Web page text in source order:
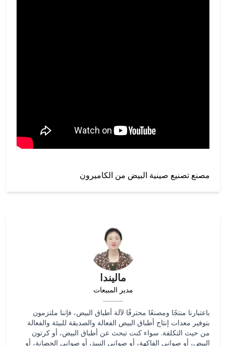
مصنع تصنيع صينية البيض من الكاميرون
ماليندا
مدير المبيعات
باعتبارنا منتجًا ومصنعًا محترفًا لآلة أطباق البيض، فإننا ملتزمون
بتوفير معدات إنتاج أطباق البيض الفعالة والصديقة للبيئة والفعالة
من حيث التكلفة. سواء كنت تبحث عن أطباق البيض، أو كرتون
البيض، أو صواني الفاكهة، أو صواني النبيذ، أو صواني الحضانة، أو